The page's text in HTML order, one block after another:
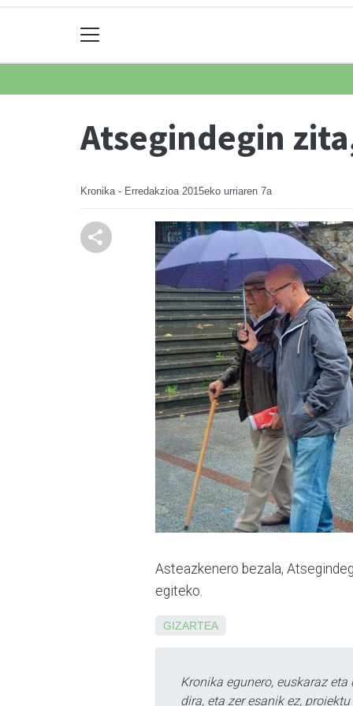
Atsegindegin
Kronika - Erredakzioa 2015eko urriaren 7a
Asteazkenero bezala,
egiteko.
GIZARTEA
Kronika egunero, euskaraz
dira, eta zer esanik ez,